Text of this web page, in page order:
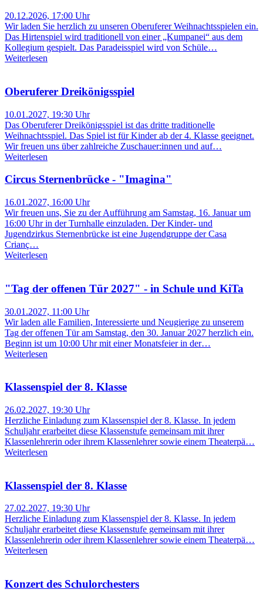
20.12.2026, 17:00 Uhr
Wir laden Sie herzlich zu unseren Oberuferer Weihnachtsspielen ein.
Das Hirtenspiel wird traditionell von einer „Kumpanei“ aus dem
Kollegium gespielt. Das Paradeisspiel wird von Schüle…
Weiterlesen
Oberuferer Dreikönigsspiel
10.01.2027, 19:30 Uhr
Das Oberuferer Dreikönigsspiel ist das dritte traditionelle
Weihnachtsspiel. Das Spiel ist für Kinder ab der 4. Klasse geeignet.
Wir freuen uns über zahlreiche Zuschauer:innen und auf…
Weiterlesen
Circus Sternenbrücke - "Imagina"
16.01.2027, 16:00 Uhr
Wir freuen uns, Sie zu der Aufführung am Samstag, 16. Januar um
16:00 Uhr in der Turnhalle einzuladen. Der Kinder- und
Jugendzirkus Sternenbrücke ist eine Jugendgruppe der Casa
Crianç…
Weiterlesen
"Tag der offenen Tür 2027" - in Schule und KiTa
30.01.2027, 11:00 Uhr
Wir laden alle Familien, Interessierte und Neugierige zu unserem
Tag der offenen Tür am Samstag, den 30. Januar 2027 herzlich ein.
Beginn ist um 10:00 Uhr mit einer Monatsfeier in der…
Weiterlesen
Klassenspiel der 8. Klasse
26.02.2027, 19:30 Uhr
Herzliche Einladung zum Klassenspiel der 8. Klasse. In jedem
Schuljahr erarbeitet diese Klassenstufe gemeinsam mit ihrer
Klassenlehrerin oder ihrem Klassenlehrer sowie einem Theaterpä…
Weiterlesen
Klassenspiel der 8. Klasse
27.02.2027, 19:30 Uhr
Herzliche Einladung zum Klassenspiel der 8. Klasse. In jedem
Schuljahr erarbeitet diese Klassenstufe gemeinsam mit ihrer
Klassenlehrerin oder ihrem Klassenlehrer sowie einem Theaterpä…
Weiterlesen
Konzert des Schulorchesters